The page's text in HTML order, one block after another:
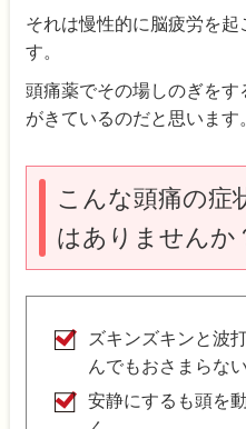
それは慢性的に脳疲労を起
す。
頭痛薬でその場しのぎを
がきているのだと思います
こんな頭痛の症
はありませんか
ズキンズキンと波
んでもおさまらない
安静にするも頭を